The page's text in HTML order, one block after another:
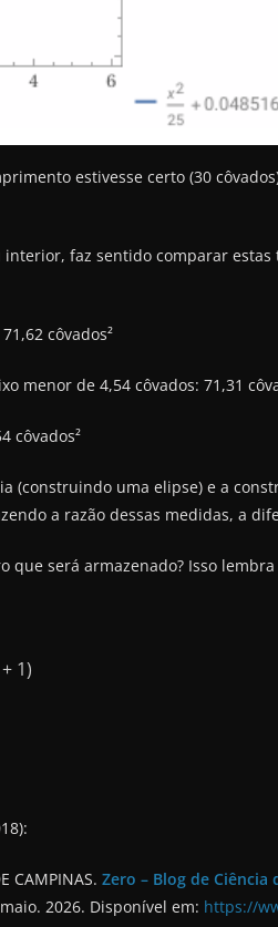
estivesse certo (30
faz sentido comparar
côvados²
menor de 4,54 côvados: 71,31
côvados²
(construindo uma elipse) e a
a razão dessas medidas, a
será armazenado? Isso
1)
CAMPINAS. Zero – Blog de Ciência
2026. Disponível em: https://